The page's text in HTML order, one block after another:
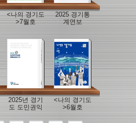
<나의 경기도
>7월호
2025 경기통
계연보
2025년 경기
도 도민권익
<나의 경기도
>6월호